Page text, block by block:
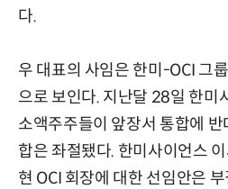
다.
우 대표의 사임은 한미-OCI 그
으로 보인다. 지난달 28일 한미
소액주주들이 앞장서 통합에
합은 좌절됐다. 한미사이언스
현 OCI 회장에 대한 선임안은